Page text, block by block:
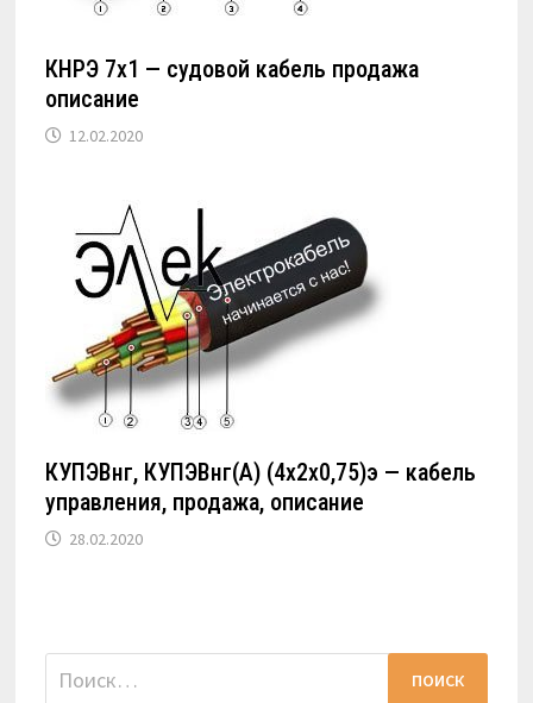
КНРЭ 7х1 — судовой кабель продажа
описание
12.02.2020
КУПЭВнг, КУПЭВнг(А) (4х2х0,75)э — кабель
управления, продажа, описание
28.02.2020
Найти: